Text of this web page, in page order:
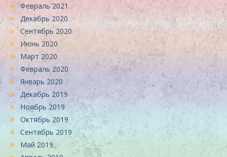
Февраль 2021
Декабрь 2020
Сентябрь 2020
Июнь 2020
Март 2020
Февраль 2020
Январь 2020
Декабрь 2019
Ноябрь 2019
Октябрь 2019
Сентябрь 2019
Май 2019